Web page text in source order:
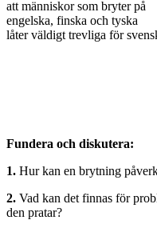
att människor som bryter på
engelska, finska och tyska
låter väldigt trevliga för
Fundera och diskutera:
1. Hur kan en brytning
2. Vad kan det finnas för
den pratar?